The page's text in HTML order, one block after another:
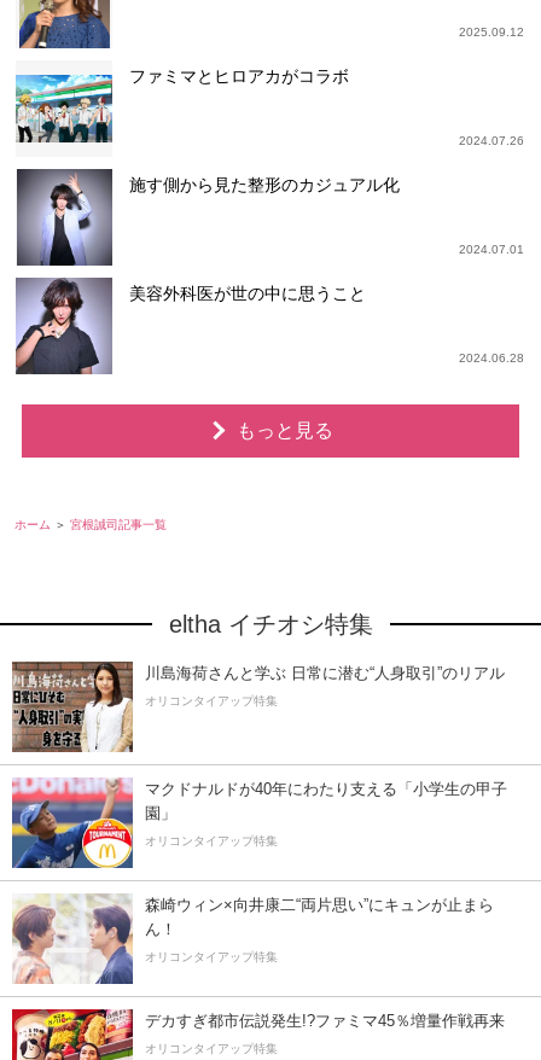
2025.09.12
ファミマとヒロアカがコラボ
2024.07.26
施す側から見た整形のカジュアル化
2024.07.01
美容外科医が世の中に思うこと
2024.06.28
もっと見る
ホーム 宮根誠司記事一覧
eltha イチオシ特集
川島海荷さんと学ぶ 日常に潜む“人身取引”のリアル
オリコンタイアップ特集
マクドナルドが40年にわたり支える「小学生の甲子
園」
オリコンタイアップ特集
森崎ウィン×向井康二“両片思い”にキュンが止まら
ん！
オリコンタイアップ特集
デカすぎ都市伝説発生!?ファミマ45％増量作戦再来
オリコンタイアップ特集